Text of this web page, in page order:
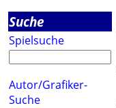
Suche
Spielsuche
Autor/Grafiker-
Suche